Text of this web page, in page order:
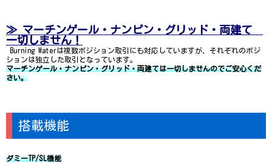
≫ マーチンゲール・ナンピン・グリッド・両建て
一切しません！
Burning Waterは複数ポジション取引にも対応していますが、それぞれのポジ
ションは独立した取引となっています。
マーチンゲール・ナンピン・グリッド・両建ては一切しませんのでご安心くだ
さい。
搭載機能
ダミーTP/SL機能